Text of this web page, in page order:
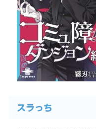
スラっち